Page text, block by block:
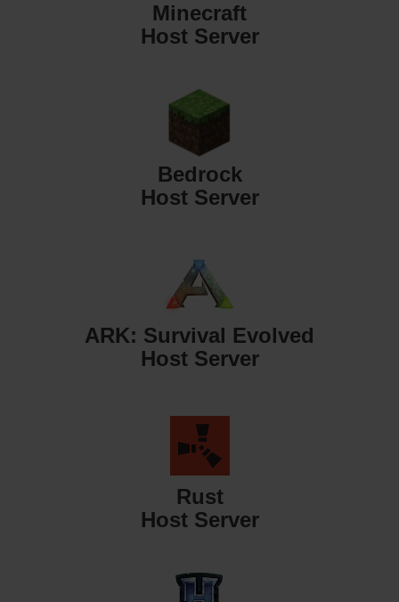
Minecraft
Host Server
Bedrock
Host Server
ARK: Survival Evolved
Host Server
Rust
Host Server